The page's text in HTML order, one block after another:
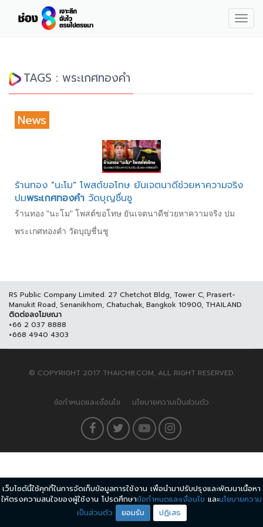
TAGS : พระเกศทองคำ
News
ร้านทอง "นะโม" โพสต์ขอโทษ ยันเจตนาดีช่วยหาความจริง
ปมพระเกศทองคำ วัดบุญชื่นชู
ร้านทอง "นะโม" โพสต์ขอโทษ ยันเจตนาดีช่วยหาความจริง ปม
พระเกศทองคำ วัดบุญชื่นชู
RS Public Company Limited. 27 Chetchot Bldg, Tower C, Prasert-
Manukit Road, Senanikhom, Chatuchak, Bangkok 10900, THAILAND
ติดต่อลงโฆษณา
+66 2 037 8888
+668 4940 4303
© COPYRIGHT 2017 THAICH8.COM, ALL RIGHT RESERVED.
ข้อกำหนดและเงื่อนไข นโยบายความเป็นส่วนตัว
เว็บไซต์นี้ใช้คุกกี้ในการจัดเก็บข้อมูลการใช้งาน เพื่อนำมาปรับปรุงและพัฒนาเนื้อหา
ให้ตรงความสนใจของผู้ใช้งาน โปรดศึกษาข้อกำหนดและเงื่อนไข และนโยบายความ
เป็นส่วนตัว
ยอมรับ ปฏิเสธ